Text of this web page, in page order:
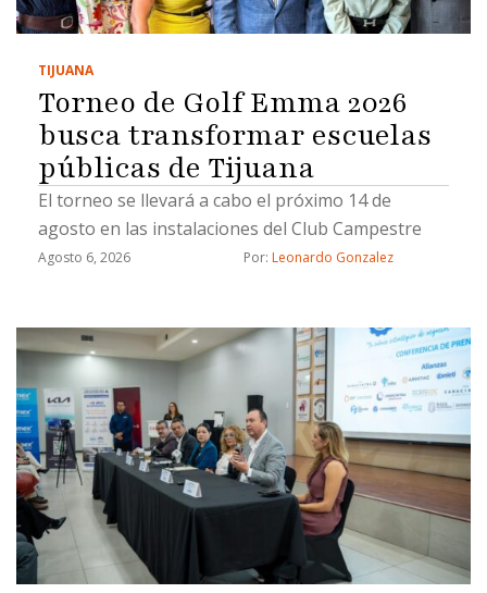
TIJUANA
Torneo de Golf Emma 2026
busca transformar escuelas
públicas de Tijuana
El torneo se llevará a cabo el próximo 14 de
agosto en las instalaciones del Club Campestre
Agosto 6, 2026 Por: Leonardo Gonzalez